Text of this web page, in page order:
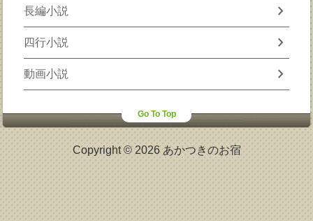
長編小説 chevron_right
四行小説 chevron_right
動画小説 chevron_right
Go To Top
Copyright © 2026 あかつきのお宿